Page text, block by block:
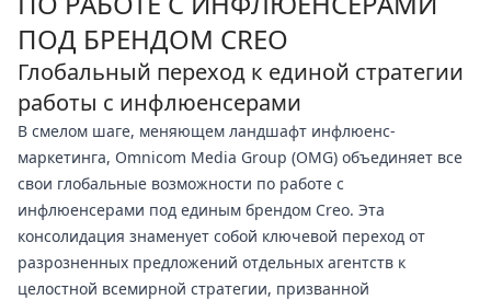
ПОД БРЕНДОМ CREO
Глобальный переход к единой стратегии
работы с инфлюенсерами
В смелом шаге, меняющем ландшафт инфлюенс-
маркетинга, Omnicom Media Group (OMG) объединяет все
свои глобальные возможности по работе с
инфлюенсерами под единым брендом Creo. Эта
консолидация знаменует собой ключевой переход от
разрозненных предложений отдельных агентств к
целостной всемирной стратегии, призванной